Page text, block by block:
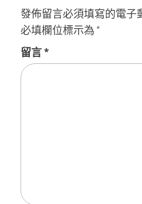
發佈留言必須填寫的電子
必填欄位標示為 *
留言*